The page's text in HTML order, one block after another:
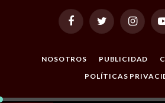
FacebookTwitter
NOSOTROS PUBLICIDAD
POLÍTICAS